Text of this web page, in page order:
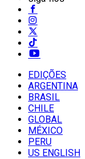
EDIÇÕES
ARGENTINA
BRASIL
CHILE
GLOBAL
MÉXICO
PERU
US ENGLISH